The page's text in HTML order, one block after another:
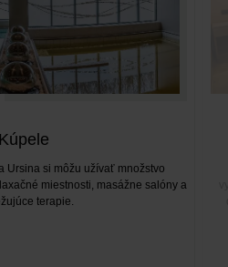
Kúpele
Ursina si môžu užívať množstvo
miestnosti, masážne salóny a
terapie.